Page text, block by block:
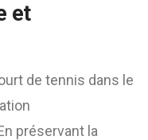
et
de tennis dans le
préservant la